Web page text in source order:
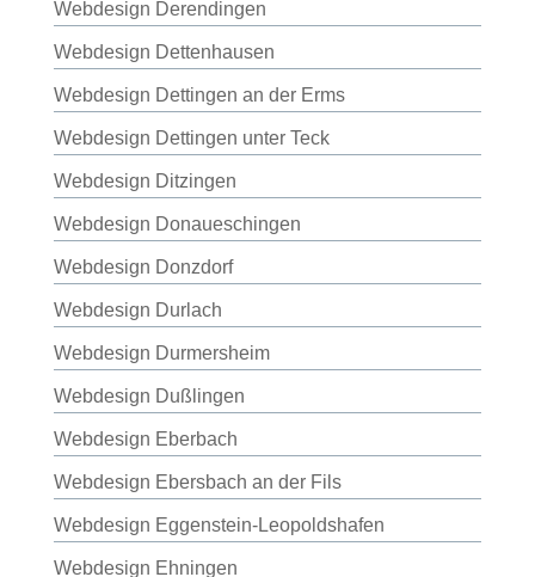
Webdesign Derendingen
Webdesign Dettenhausen
Webdesign Dettingen an der Erms
Webdesign Dettingen unter Teck
Webdesign Ditzingen
Webdesign Donaueschingen
Webdesign Donzdorf
Webdesign Durlach
Webdesign Durmersheim
Webdesign Dußlingen
Webdesign Eberbach
Webdesign Ebersbach an der Fils
Webdesign Eggenstein-Leopoldshafen
Webdesign Ehningen